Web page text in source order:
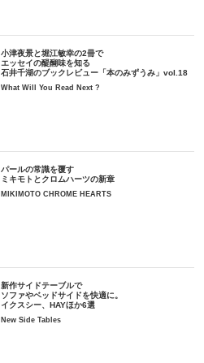
小津夜景と堀江敏幸の2冊で
エッセイの醍醐味を知る
石井千湖のブックレビュー「本のみずうみ」vol.18
What Will You Read Next ?
パールの常識を覆す
ミキモトとクロムハーツの新章
MIKIMOTO CHROME HEARTS
新作サイドテーブルで
ソファやベッドサイドを快適に。
イクスシー、HAYほか6選
New Side Tables